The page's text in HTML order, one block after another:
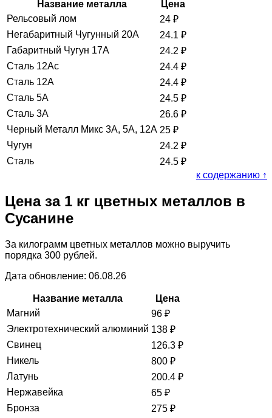
Название металла
Цена
Рельсовый лом
24 ₽
Негабаритный Чугунный 20А
24.1 ₽
Габаритный Чугун 17А
24.2 ₽
Сталь 12Ас
24.4 ₽
Сталь 12А
24.4 ₽
Сталь 5А
24.5 ₽
Сталь 3А
26.6 ₽
Черный Металл Микс 3А, 5А, 12А 25 ₽
Чугун
24.2 ₽
Сталь
24.5 ₽
к содержанию ↑
Цена за 1 кг цветных металлов в
Сусанине
За килограмм цветных металлов можно выручить
порядка 300 рублей.
Дата обновление: 06.08.26
Название металла
Цена
Магний
96 ₽
Электротехнический алюминий 138 ₽
Свинец
126.3 ₽
Никель
800 ₽
Латунь
200.4 ₽
Нержавейка
65 ₽
Бронза
275 ₽